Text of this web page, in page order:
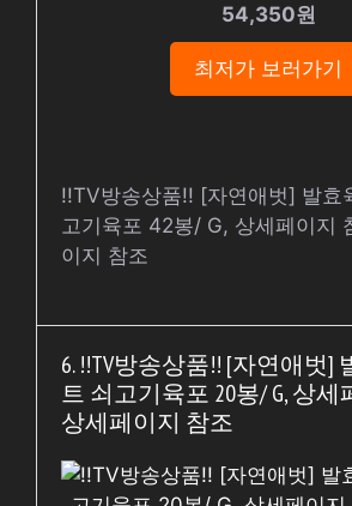
54,350원
최저가 보러가기
!!TV방송상품!! [자연애벗] 발효
고기육포 42봉/ G, 상세페이지
이지 참조
6. !!TV방송상품!! [자연애벗]
트 쇠고기육포 20봉/ G, 상세
상세페이지 참조